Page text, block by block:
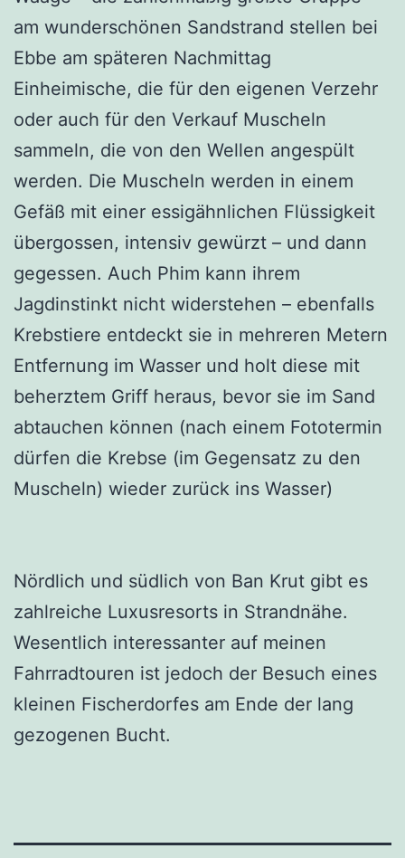
am wunderschönen Sandstrand stellen bei
Ebbe am späteren Nachmittag
Einheimische, die für den eigenen Verzehr
oder auch für den Verkauf Muscheln
sammeln, die von den Wellen angespült
werden. Die Muscheln werden in einem
Gefäß mit einer essigähnlichen Flüssigkeit
übergossen, intensiv gewürzt – und dann
gegessen. Auch Phim kann ihrem
Jagdinstinkt nicht widerstehen – ebenfalls
Krebstiere entdeckt sie in mehreren Metern
Entfernung im Wasser und holt diese mit
beherztem Griff heraus, bevor sie im Sand
abtauchen können (nach einem Fototermin
dürfen die Krebse (im Gegensatz zu den
Muscheln) wieder zurück ins Wasser)
Nördlich und südlich von Ban Krut gibt es
zahlreiche Luxusresorts in Strandnähe.
Wesentlich interessanter auf meinen
Fahrradtouren ist jedoch der Besuch eines
kleinen Fischerdorfes am Ende der lang
gezogenen Bucht.